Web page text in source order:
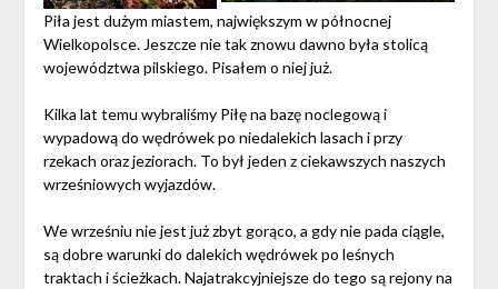
Piła jest dużym miastem, największym w północnej
Wielkopolsce. Jeszcze nie tak znowu dawno była stolicą
województwa pilskiego. Pisałem o niej już.
Kilka lat temu wybraliśmy Piłę na bazę noclegową i
wypadową do wędrówek po niedalekich lasach i przy
rzekach oraz jeziorach. To był jeden z ciekawszych naszych
wrześniowych wyjazdów.
We wrześniu nie jest już zbyt gorąco, a gdy nie pada ciągle,
są dobre warunki do dalekich wędrówek po leśnych
traktach i ścieżkach. Najatrakcyjniejsze do tego są rejony na